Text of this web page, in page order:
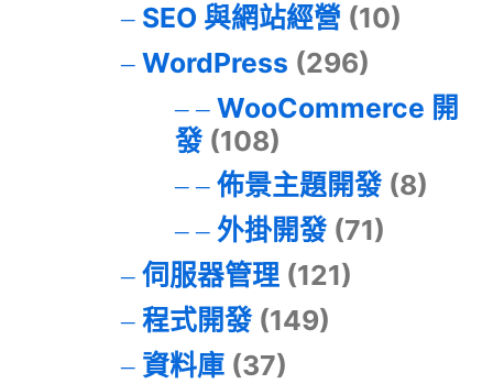
SEO 與網站經營 (10)
WordPress (296)
WooCommerce 開
發(108)
佈景主題開發(8)
外掛開發(71)
伺服器管理(121)
程式開發(149)
資料庫(37)